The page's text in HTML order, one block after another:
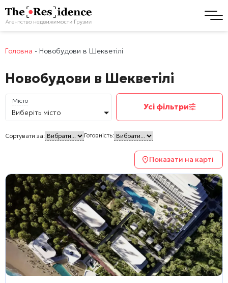
Головна - Новобудови в Шекветілі
Новобудови в Шекветілі
Місто
Виберіть місто
Усі фільтри
Сортувати за: Готовність:
Показати на карті